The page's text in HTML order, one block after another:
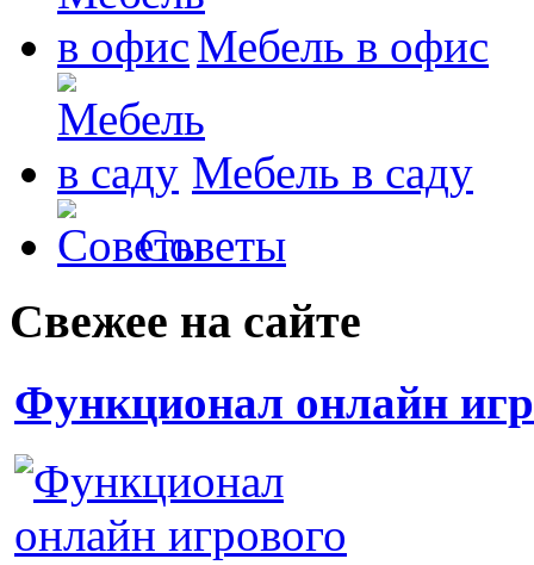
Мебель в офис
Мебель в саду
Советы
Свежее на сайте
Функционал онлайн